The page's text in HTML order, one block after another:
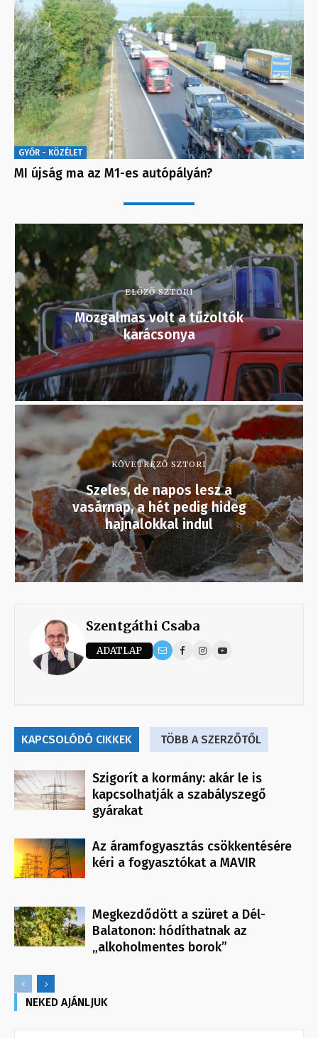
GYŐR - KÖZÉLET
MI újság ma az M1-es autópályán?
ELŐZŐ SZTORI
Mozgalmas volt a tűzoltók
karácsonya
KÖVETKEZŐ SZTORI
Szeles, de napos lesz a
vasárnap, a hét pedig hideg
hajnalokkal indul
Szentgáthi Csaba
ADATLAP
KAPCSOLÓDÓ CIKKEK TÖBB A SZERZŐTŐL
Szigorít a kormány: akár le is
kapcsolhatják a szabályszegő
gyárakat
Az áramfogyasztás csökkentésére
kéri a fogyasztókat a MAVIR
Megkezdődött a szüret a Dél-
Balatonon: hódíthatnak az
„alkoholmentes borok”
NEKED AJÁNLJUK